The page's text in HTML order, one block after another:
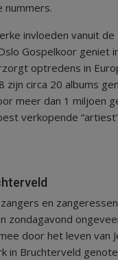
nummers.
invloeden vanuit
Gospelkoor geniet
optredens in
zijn circa 20 albums
meer dan 1 miljoen
verkopende
en
zondagavond
door het leven van
in Bruchterveld